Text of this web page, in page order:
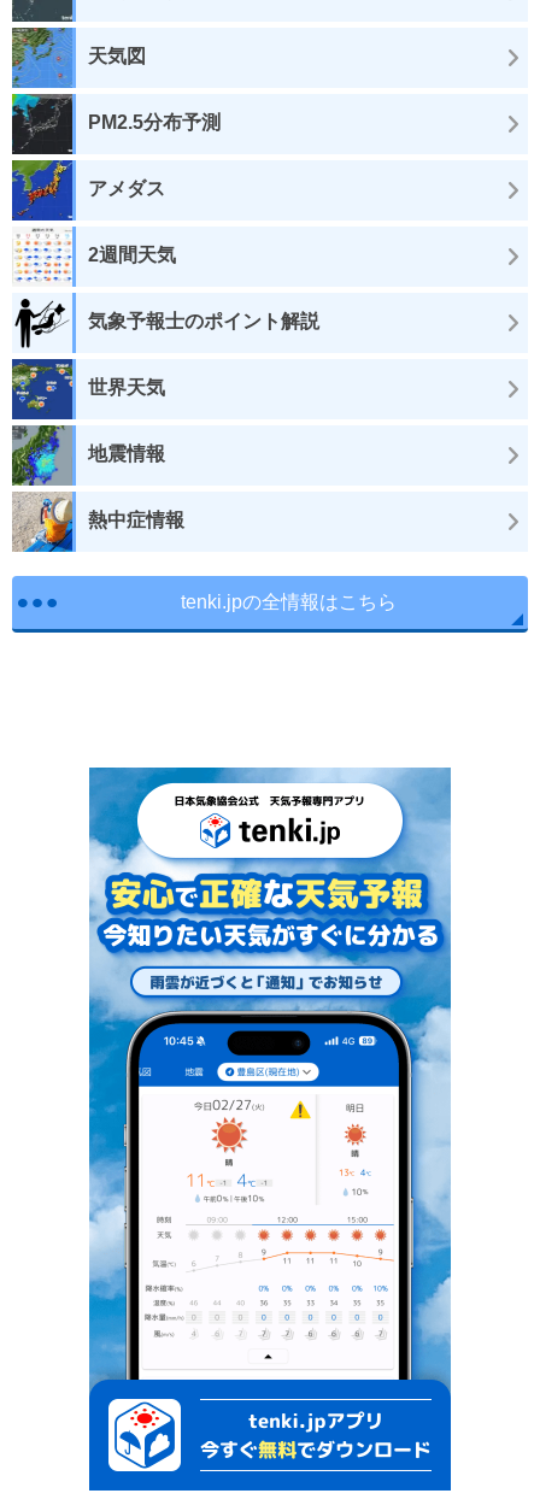
天気図
PM2.5分布予測
アメダス
2週間天気
気象予報士のポイント解説
世界天気
地震情報
熱中症情報
tenki.jpの全情報はこちら